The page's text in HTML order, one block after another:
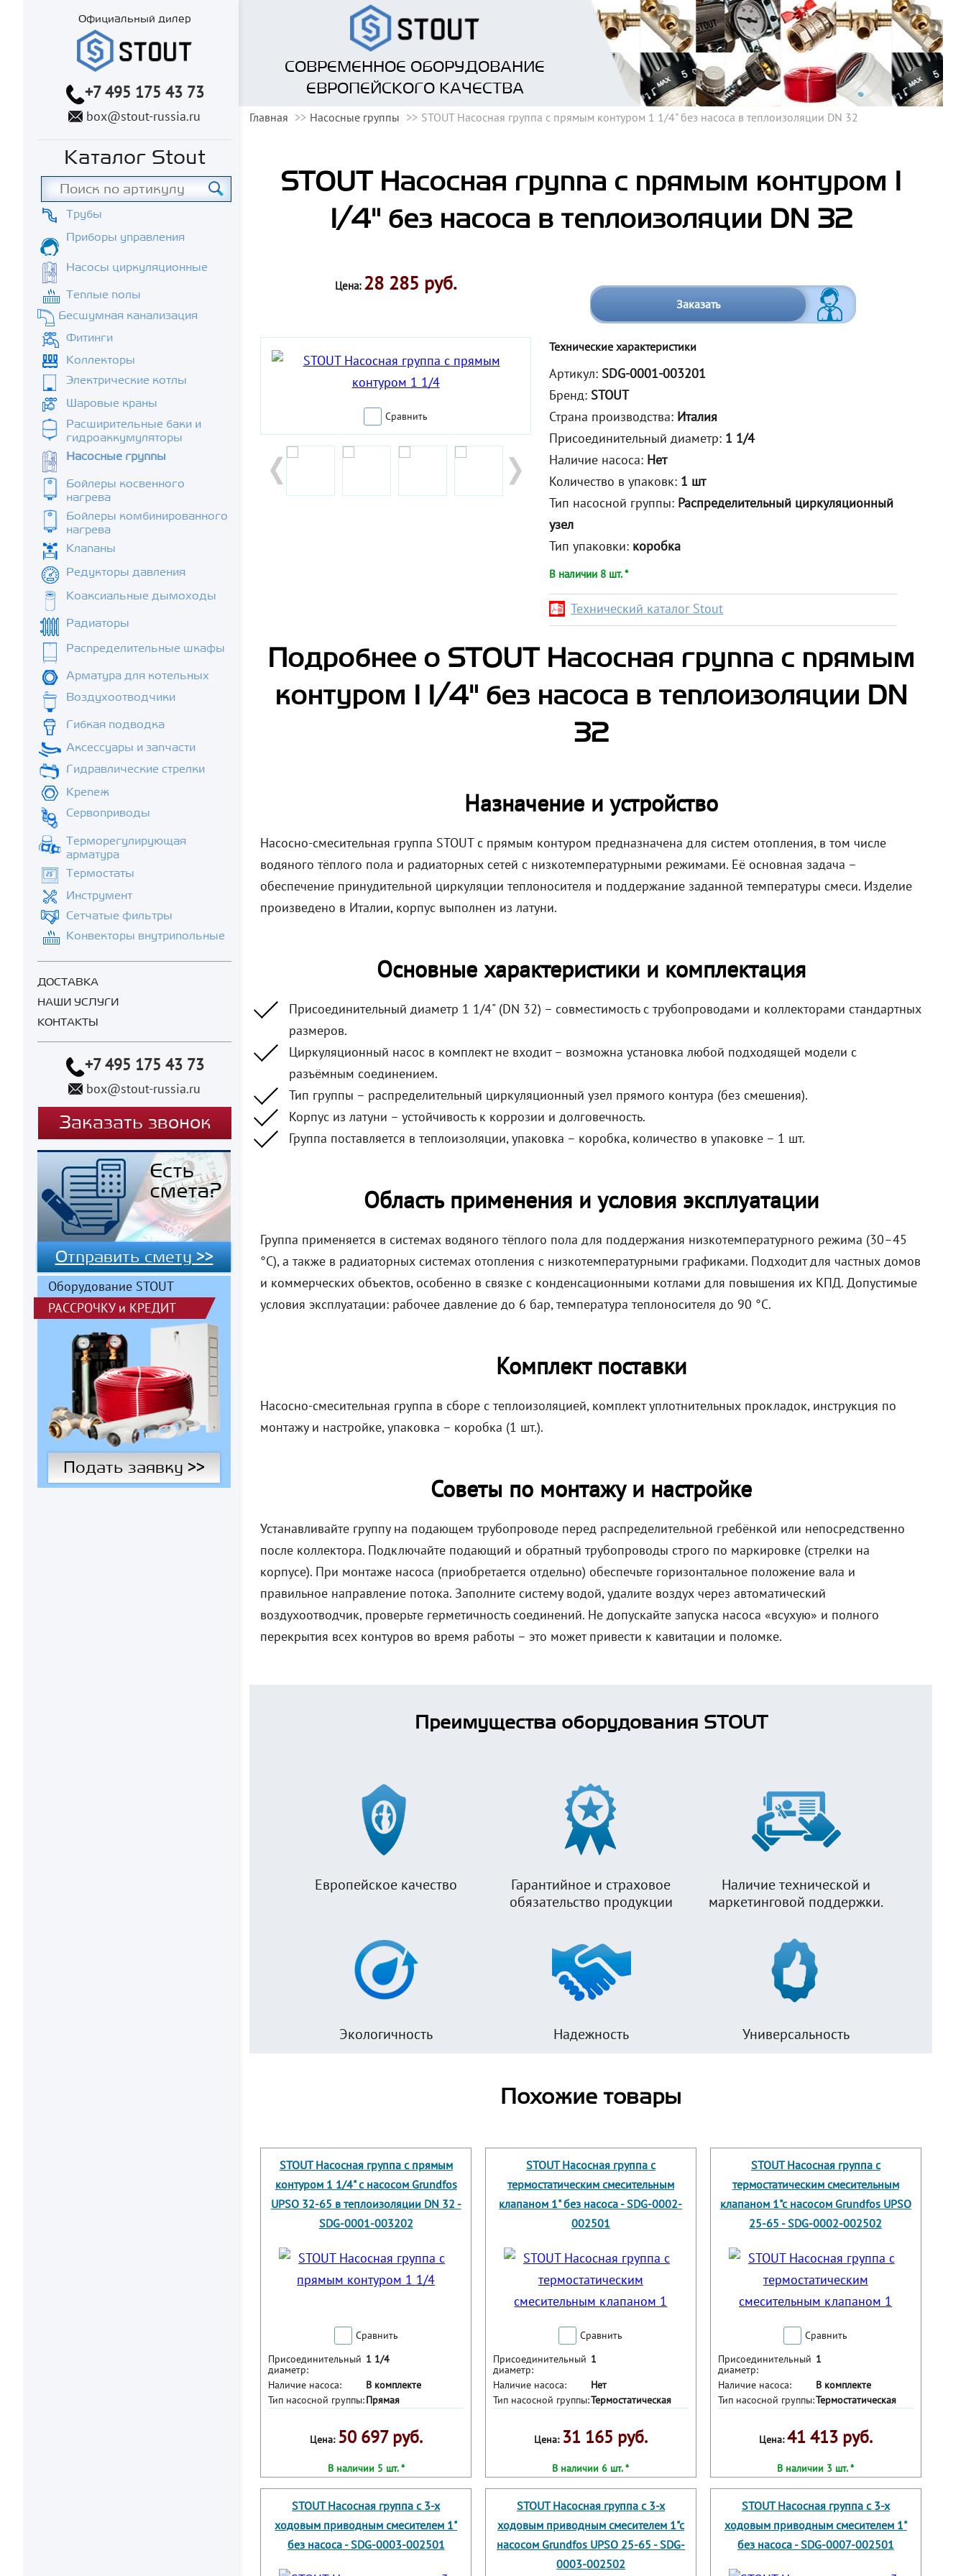
Официальный дилер
+7 495 175 43 73
box@stout-russia.ru
Каталог Stout
Трубы
Приборы управления
Насосы циркуляционные
Теплые полы
Бесшумная канализация
Фитинги
Коллекторы
Электрические котлы
Шаровые краны
Расширительные баки и
гидроаккумуляторы
Насосные группы
Бойлеры косвенного
нагрева
Бойлеры комбинированного
нагрева
Клапаны
Редукторы давления
Коаксиальные дымоходы
Радиаторы
Распределительные шкафы
Арматура для котельных
Воздухоотводчики
Гибкая подводка
Аксессуары и запчасти
Гидравлические стрелки
Крепеж
Сервоприводы
Терморегулирующая
арматура
Термостаты
Инструмент
Сетчатые фильтры
Конвекторы внутрипольные
ДОСТАВКА
НАШИ УСЛУГИ
КОНТАКТЫ
+7 495 175 43 73
box@stout-russia.ru
Заказать звонок
Отправить смету >>
Оборудование STOUT
РАССРОЧКУи КРЕДИТ
Подать заявку >>
СОВРЕМЕННОЕ ОБОРУДОВАНИЕ
ЕВРОПЕЙСКОГО КАЧЕСТВА
Главная Насосные группы STOUT Насосная группа с прямым контуром 1 1/4" без насоса в теплоизоляции DN 32
STOUT Насосная группа с прямым контуром 1
1/4" без насоса в теплоизоляции DN 32
Цена: 28 285 руб.
Заказать
Сравнить
Технические характеристики
Артикул: SDG-0001-003201
Бренд: STOUT
Страна производства: Италия
Присоединительный диаметр: 1 1/4
Наличие насоса: Нет
Количество в упаковк: 1 шт
Тип насосной группы: Распределительный циркуляционный
узел
Тип упаковки: коробка
В наличии 8 шт. *
Технический каталог Stout
Подробнее о STOUT Насосная группа с прямым
контуром 1 1/4" без насоса в теплоизоляции DN
32
Назначение и устройство
Насосно-смесительная группа STOUT с прямым контуром предназначена для систем отопления, в том числе
водяного тёплого пола и радиаторных сетей с низкотемпературными режимами. Её основная задача –
обеспечение принудительной циркуляции теплоносителя и поддержание заданной температуры смеси. Изделие
произведено в Италии, корпус выполнен из латуни.
Основные характеристики и комплектация
Присоединительный диаметр 1 1/4" (DN 32) – совместимость с трубопроводами и коллекторами стандартных
размеров.
Циркуляционный насос в комплект не входит – возможна установка любой подходящей модели с
разъёмным соединением.
Тип группы – распределительный циркуляционный узел прямого контура (без смешения).
Корпус из латуни – устойчивость к коррозии и долговечность.
Группа поставляется в теплоизоляции, упаковка – коробка, количество в упаковке – 1 шт.
Область применения и условия эксплуатации
Группа применяется в системах водяного тёплого пола для поддержания низкотемпературного режима (30–45
°C), а также в радиаторных системах отопления с низкотемпературными графиками. Подходит для частных домов
и коммерческих объектов, особенно в связке с конденсационными котлами для повышения их КПД. Допустимые
условия эксплуатации: рабочее давление до 6 бар, температура теплоносителя до 90 °C.
Комплект поставки
Насосно-смесительная группа в сборе с теплоизоляцией, комплект уплотнительных прокладок, инструкция по
монтажу и настройке, упаковка – коробка (1 шт.).
Советы по монтажу и настройке
Устанавливайте группу на подающем трубопроводе перед распределительной гребёнкой или непосредственно
после коллектора. Подключайте подающий и обратный трубопроводы строго по маркировке (стрелки на
корпусе). При монтаже насоса (приобретается отдельно) обеспечьте горизонтальное положение вала и
правильное направление потока. Заполните систему водой, удалите воздух через автоматический
воздухоотводчик, проверьте герметичность соединений. Не допускайте запуска насоса «всухую» и полного
перекрытия всех контуров во время работы – это может привести к кавитации и поломке.
Преимущества оборудования STOUT
Европейское качество
Гарантийное и страховое
обязательство продукции
Наличие технической и
маркетинговой поддержки.
Экологичность Надежность Универсальность
Похожие товары
STOUT Насосная группа с прямым
контуром 1 1/4" с насосом Grundfos
UPSO 32-65 в теплоизоляции DN 32 -
SDG-0001-003202
Сравнить
Присоединительный
диаметр:
1 1/4
Наличие насоса:
В комплекте
Тип насосной группы:Прямая
Цена: 50 697 руб.
В наличии 5 шт. *
STOUT Насосная группа с
термостатическим смесительным
клапаном 1" без насоса - SDG-0002-
002501
Сравнить
Присоединительный
диаметр:
1
Наличие насоса:
Нет
Тип насосной группы:Термостатическая
Цена: 31 165 руб.
В наличии 6 шт. *
STOUT Насосная группа с
термостатическим смесительным
клапаном 1"с насосом Grundfos UPSO
25-65 - SDG-0002-002502
Сравнить
Присоединительный
диаметр:
1
Наличие насоса:
В комплекте
Тип насосной группы:Термостатическая
Цена:41 413 руб.
В наличии 3 шт. *
STOUT Насосная группа с 3-х
ходовым приводным смесителем 1"
без насоса - SDG-0003-002501
STOUT Насосная группа с 3-х
ходовым приводным смесителем 1"с
насосом Grundfos UPSO 25-65 - SDG-
0003-002502
STOUT Насосная группа с 3-х
ходовым приводным смесителем 1"
без насоса - SDG-0007-002501